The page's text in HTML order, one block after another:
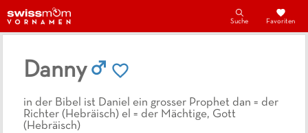
Suche Favoriten
Danny
in der Bibel ist Daniel ein grosser Prophet dan = der
Richter (Hebräisch) el = der Mächtige, Gott
(Hebräisch)